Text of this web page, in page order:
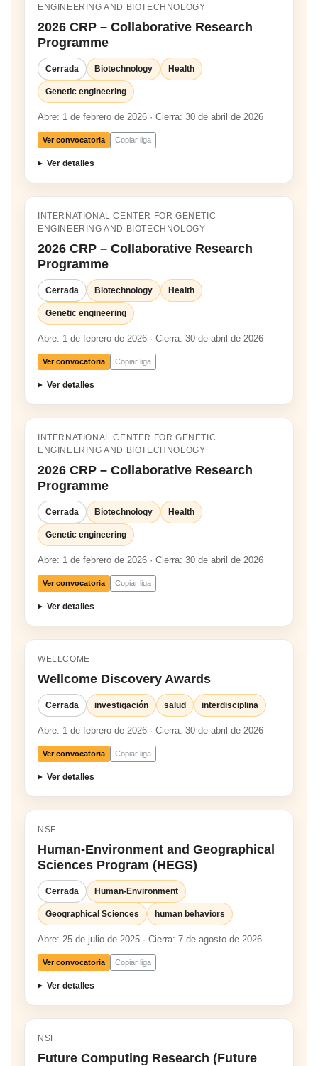
ENGINEERING AND BIOTECHNOLOGY
2026 CRP – Collaborative Research
Programme
Cerrada Biotechnology Health
Genetic engineering
Abre: 1 de febrero de 2026 · Cierra: 30 de abril de 2026
Ver convocatoria Copiar liga
Ver detalles
INTERNATIONAL CENTER FOR GENETIC
ENGINEERING AND BIOTECHNOLOGY
2026 CRP – Collaborative Research
Programme
Cerrada Biotechnology Health
Genetic engineering
Abre: 1 de febrero de 2026 · Cierra: 30 de abril de 2026
Ver convocatoria Copiar liga
Ver detalles
INTERNATIONAL CENTER FOR GENETIC
ENGINEERING AND BIOTECHNOLOGY
2026 CRP – Collaborative Research
Programme
Cerrada Biotechnology Health
Genetic engineering
Abre: 1 de febrero de 2026 · Cierra: 30 de abril de 2026
Ver convocatoria Copiar liga
Ver detalles
WELLCOME
Wellcome Discovery Awards
Cerrada investigación salud interdisciplina
Abre: 1 de febrero de 2026 · Cierra: 30 de abril de 2026
Ver convocatoria Copiar liga
Ver detalles
NSF
Human-Environment and Geographical
Sciences Program (HEGS)
Cerrada Human-Environment
Geographical Sciences human behaviors
Abre: 25 de julio de 2025 · Cierra: 7 de agosto de 2026
Ver convocatoria Copiar liga
Ver detalles
NSF
Future Computing Research (Future